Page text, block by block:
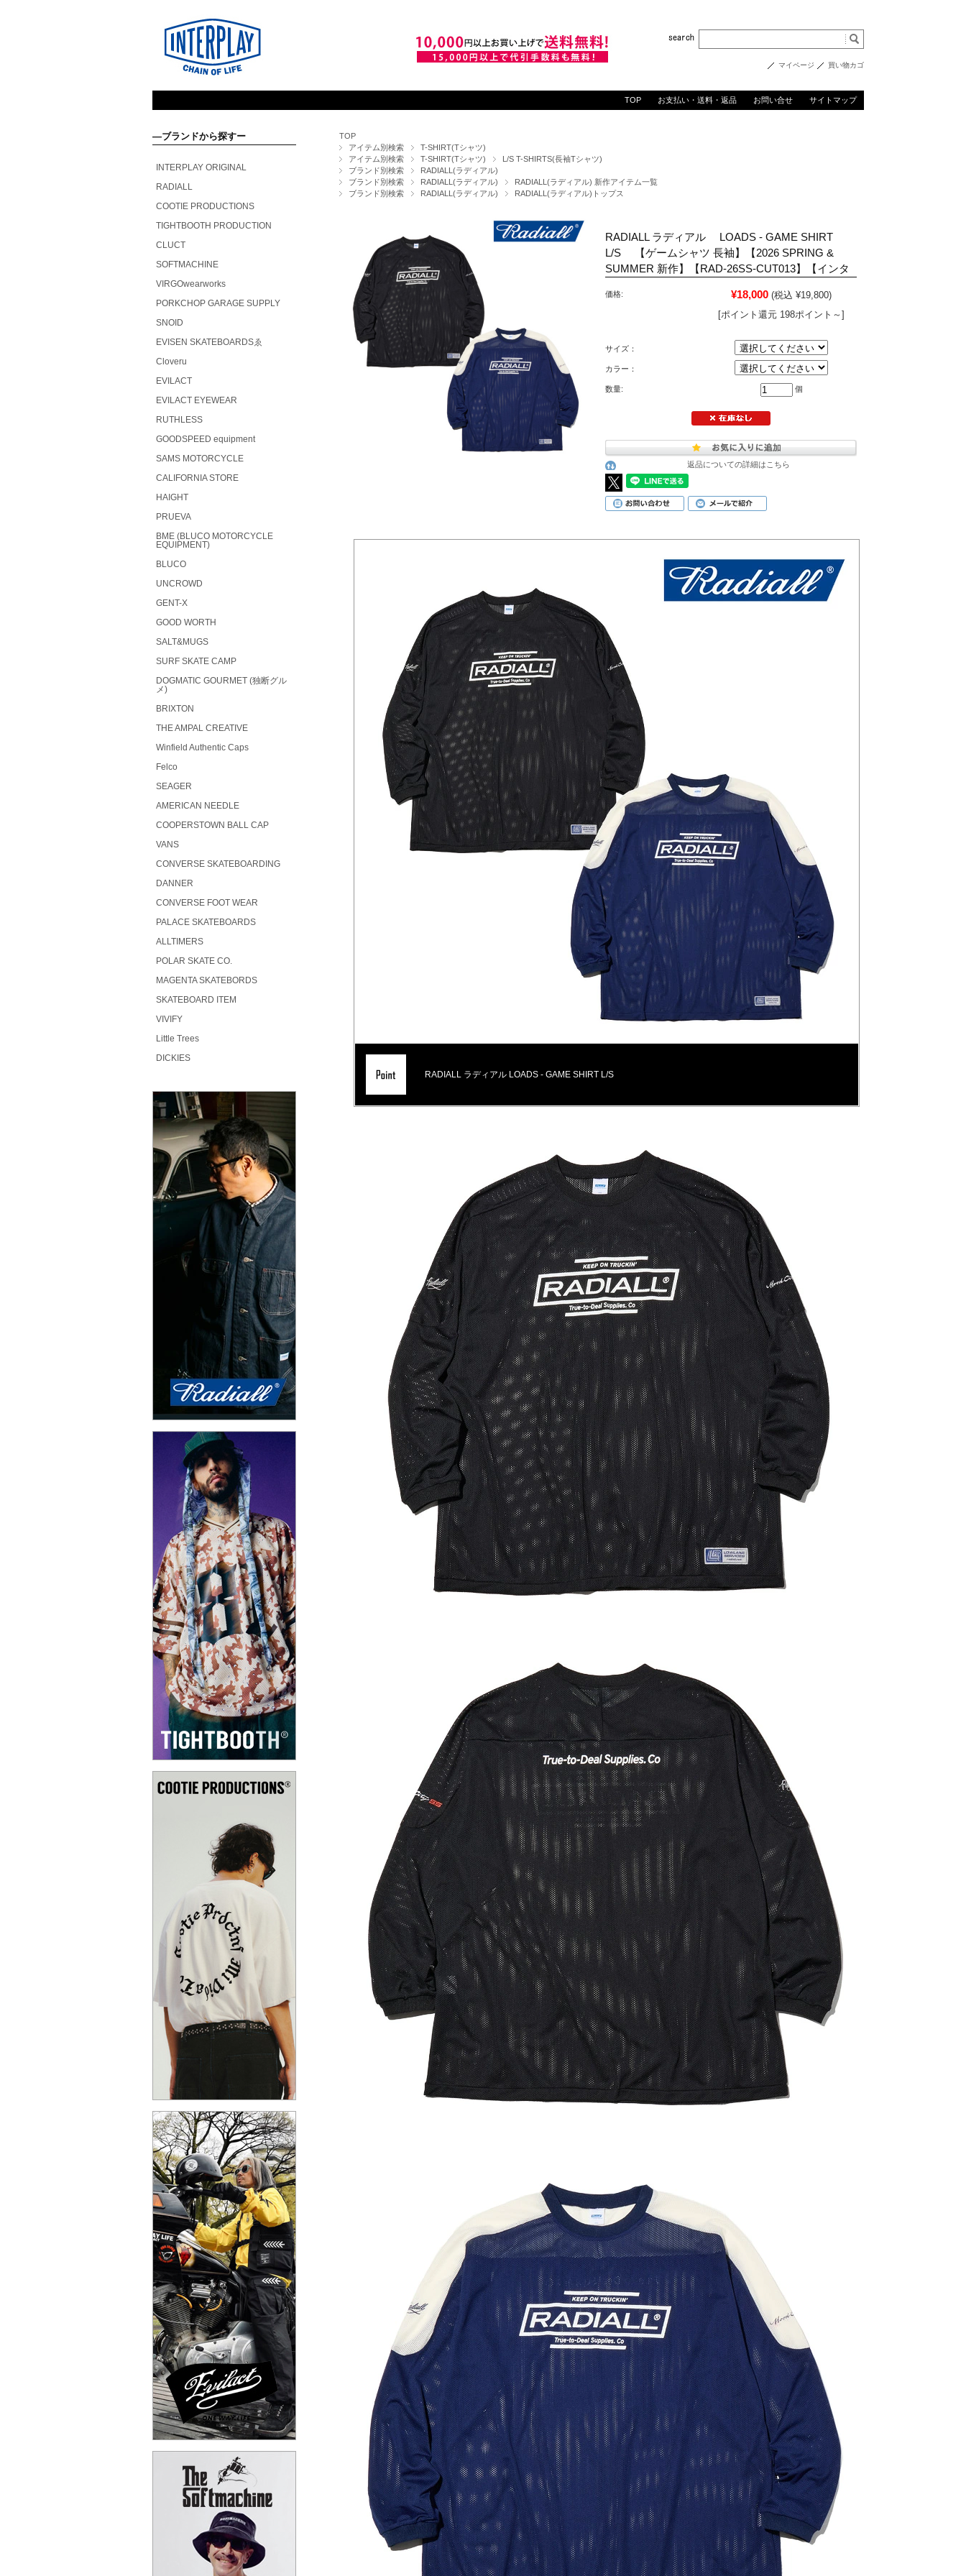
マイページ 買い物カゴ
TOP お支払い・送料・返品 お問い合せ サイトマップ
TOP
アイテム別検索
T-SHIRT(Tシャツ)
アイテム別検索
T-SHIRT(Tシャツ)
L/S T-SHIRTS(長袖Tシャツ)
ブランド別検索
RADIALL(ラディアル)
ブランド別検索
RADIALL(ラディアル)
RADIALL(ラディアル) 新作アイテム一覧
ブランド別検索
RADIALL(ラディアル) RADIALL(ラディアル)トップス
RADIALL ラディアル LOADS - GAME SHIRT
L/S 【ゲームシャツ 長袖】【2026 SPRING &
SUMMER 新作】【RAD-26SS-CUT013】【インタ
価格: ¥18,000 (税込 ¥19,800)
[ポイント還元 198ポイント～]
サイズ：
カラー：
数量: 個
返品についての詳細はこちら
RADIALL ラディアル LOADS - GAME SHIRT L/S